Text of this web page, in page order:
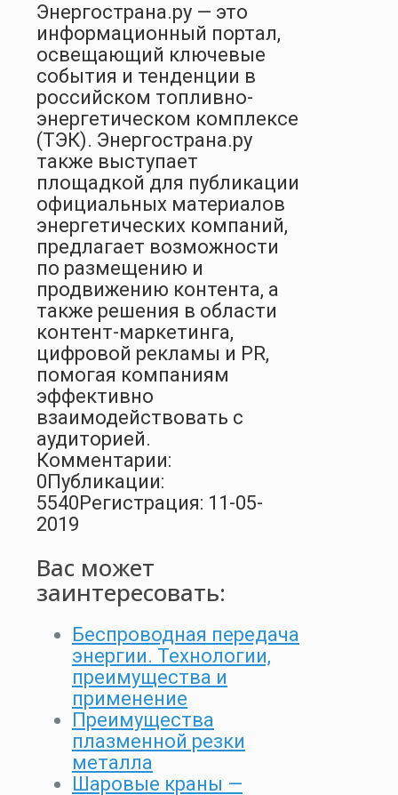
Энергострана.ру — это
информационный портал,
освещающий ключевые
события и тенденции в
российском топливно-
энергетическом комплексе
(ТЭК). Энергострана.ру
также выступает
площадкой для публикации
официальных материалов
энергетических компаний,
предлагает возможности
по размещению и
продвижению контента, а
также решения в области
контент-маркетинга,
цифровой рекламы и PR,
помогая компаниям
эффективно
взаимодействовать с
аудиторией.
Комментарии:
0 Публикации:
5540 Регистрация: 11-05-
2019
Вас может
заинтересовать:
Беспроводная передача
энергии. Технологии,
преимущества и
применение
Преимущества
плазменной резки
металла
Шаровые краны —